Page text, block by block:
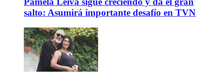
salto: Asumirá importante desafío en TVN